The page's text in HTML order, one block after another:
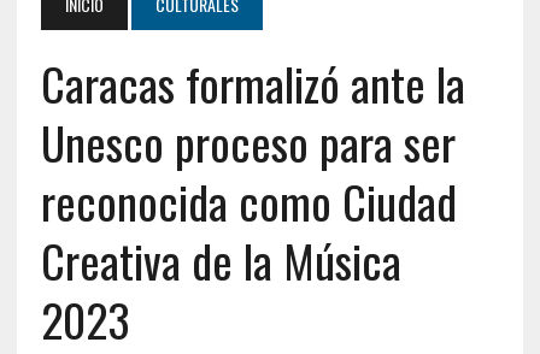
Caracas formalizó ante la
Unesco proceso para ser
reconocida como Ciudad
Creativa de la Música
2023